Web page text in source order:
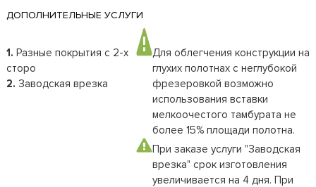
ДОПОЛНИТЕЛЬНЫЕ УСЛУГИ
1. Разные покрытия с 2-х
сторо
2. Заводская врезка
Для облегчения конструкции на
глухих полотнах с неглубокой
фрезеровкой возможно
использования вставки
мелкоочестого тамбурата не
более 15% площади полотна.
При заказе услуги "Заводская
врезка" срок изготовления
увеличивается на 4 дня. При